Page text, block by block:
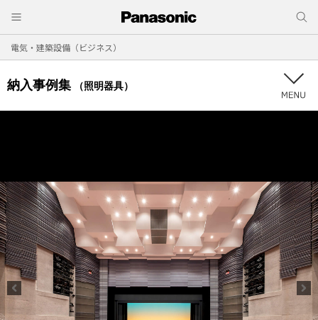
電気・建築設備（ビジネス）
納入事例集 （照明器具）